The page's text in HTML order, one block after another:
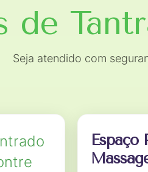
de
Seja atendido com
Espaço